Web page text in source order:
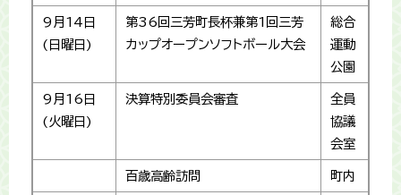
9月14日
(日曜日)
第36回三芳町長杯兼第1回三芳
カップオープンソフトボール大会
総合
運動
公園
9月16日
(火曜日)
決算特別委員会審査
全員
協議
会室
百歳高齢訪問 町内